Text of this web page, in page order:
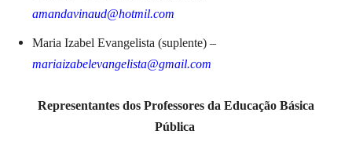
amandavinaud@hotmil.com
Maria Izabel Evangelista (suplente) –
mariaizabelevangelista@gmail.com
Representantes dos Professores da Educação Básica
Pública